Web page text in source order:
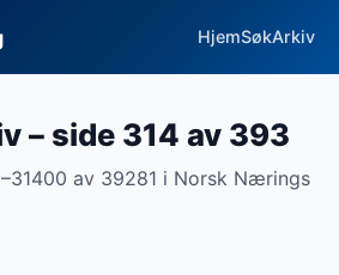
HjemSøkArkiv
– side 314 av 393
av 39281 i Norsk Nærings